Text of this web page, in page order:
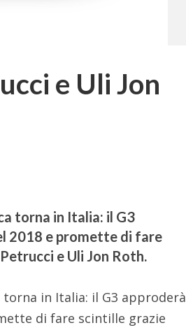
e Uli Jon
torna in Italia: il G3
2018 e promette di fare
e Uli Jon Roth.
in Italia: il G3 approderà
di fare scintille grazie